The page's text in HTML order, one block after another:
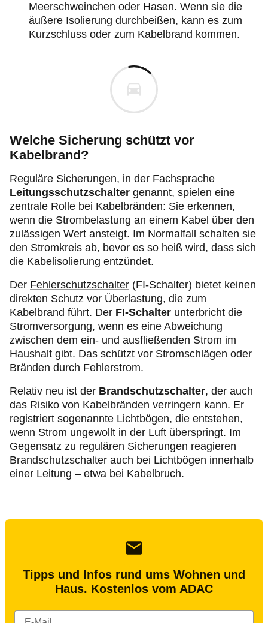
Meerschweinchen oder Hasen. Wenn sie die
äußere Isolierung durchbeißen, kann es zum
Kurzschluss oder zum Kabelbrand kommen.
Welche Sicherung schützt vor
Kabelbrand?
Reguläre Sicherungen, in der Fachsprache
Leitungsschutzschalter genannt, spielen eine
zentrale Rolle bei Kabelbränden: Sie erkennen,
wenn die Strombelastung an einem Kabel über den
zulässigen Wert ansteigt. Im Normalfall schalten sie
den Stromkreis ab, bevor es so heiß wird, dass sich
die Kabelisolierung entzündet.
Der Fehlerschutzschalter (FI-Schalter) bietet keinen
direkten Schutz vor Überlastung, die zum
Kabelbrand führt. Der FI-Schalter unterbricht die
Stromversorgung, wenn es eine Abweichung
zwischen dem ein- und ausfließenden Strom im
Haushalt gibt. Das schützt vor Stromschlägen oder
Bränden durch Fehlerstrom.
Relativ neu ist der Brandschutzschalter, der auch
das Risiko von Kabelbränden verringern kann. Er
registriert sogenannte Lichtbögen, die entstehen,
wenn Strom ungewollt in der Luft überspringt. Im
Gegensatz zu regulären Sicherungen reagieren
Brandschutzschalter auch bei Lichtbögen innerhalb
einer Leitung – etwa bei Kabelbruch.
Tipps und Infos rund ums Wohnen und
Haus. Kostenlos vom ADAC